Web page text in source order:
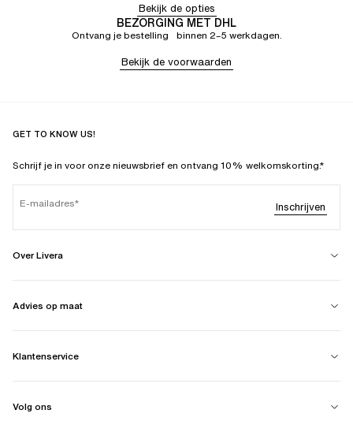
Bekijk de opties
BEZORGING MET DHL
Ontvang je bestelling binnen 2–5 werkdagen.
Bekijk de voorwaarden
GET TO KNOW US!
Schrijf je in voor onze nieuwsbrief en ontvang 10% welkomskorting.*
E-mailadres Inschrijven
Over Livera
Advies op maat
Klantenservice
Volg ons